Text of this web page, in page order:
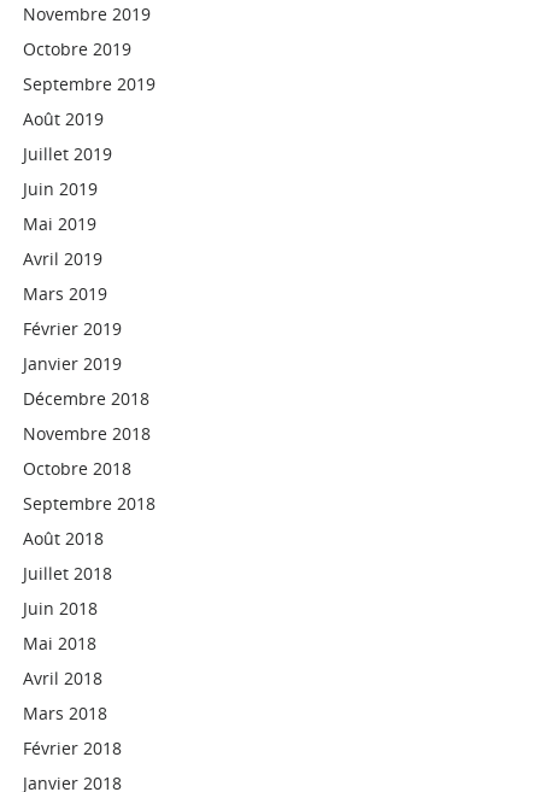
Novembre 2019
Octobre 2019
Septembre 2019
Août 2019
Juillet 2019
Juin 2019
Mai 2019
Avril 2019
Mars 2019
Février 2019
Janvier 2019
Décembre 2018
Novembre 2018
Octobre 2018
Septembre 2018
Août 2018
Juillet 2018
Juin 2018
Mai 2018
Avril 2018
Mars 2018
Février 2018
Janvier 2018